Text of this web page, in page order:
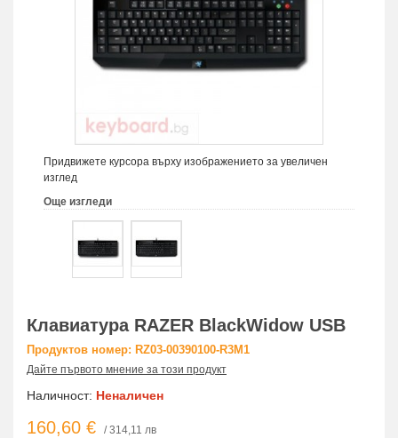
Придвижете курсора върху изображението за увеличен
изглед
Още изгледи
Клавиатура RAZER BlackWidow USB
Продуктов номер: RZ03-00390100-R3M1
Дайте първото мнение за този продукт
Наличност: Неналичен
160,60 € / 314,11 лв